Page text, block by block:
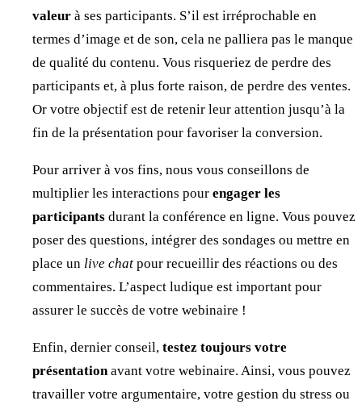
valeur à ses participants. S’il est irréprochable en
termes d’image et de son, cela ne palliera pas le manque
de qualité du contenu. Vous risqueriez de perdre des
participants et, à plus forte raison, de perdre des ventes.
Or votre objectif est de retenir leur attention jusqu’à la
fin de la présentation pour favoriser la conversion.
Pour arriver à vos fins, nous vous conseillons de
multiplier les interactions pour engager les
participants durant la conférence en ligne. Vous pouvez
poser des questions, intégrer des sondages ou mettre en
place un live chat pour recueillir des réactions ou des
commentaires. L’aspect ludique est important pour
assurer le succès de votre webinaire !
Enfin, dernier conseil, testez toujours votre
présentationavant votre webinaire. Ainsi, vous pouvez
travailler votre argumentaire, votre gestion du stress ou